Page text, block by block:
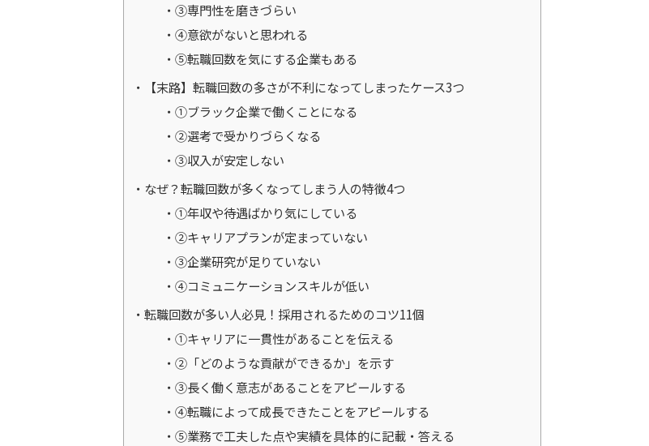
③専門性を磨きづらい
④意欲がないと思われる
⑤転職回数を気にする企業もある
【末路】転職回数の多さが不利になってしまったケース3つ
①ブラック企業で働くことになる
②選考で受かりづらくなる
③収入が安定しない
なぜ？転職回数が多くなってしまう人の特徴4つ
①年収や待遇ばかり気にしている
②キャリアプランが定まっていない
③企業研究が足りていない
④コミュニケーションスキルが低い
転職回数が多い人必見！採用されるためのコツ11個
①キャリアに一貫性があることを伝える
②「どのような貢献ができるか」を示す
③長く働く意志があることをアピールする
④転職によって成長できたことをアピールする
⑤業務で工夫した点や実績を具体的に記載・答える